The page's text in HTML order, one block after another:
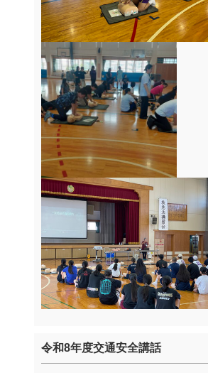
令和8年度交通安全講話